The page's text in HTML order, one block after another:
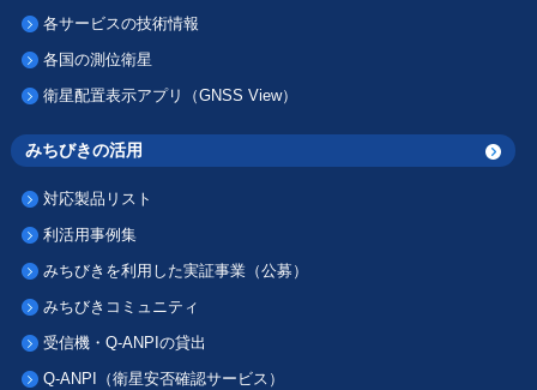
各サービスの技術情報
各国の測位衛星
衛星配置表示アプリ（GNSS View）
みちびきの活用
対応製品リスト
利活用事例集
みちびきを利用した実証事業（公募）
みちびきコミュニティ
受信機・Q-ANPIの貸出
Q-ANPI（衛星安否確認サービス）